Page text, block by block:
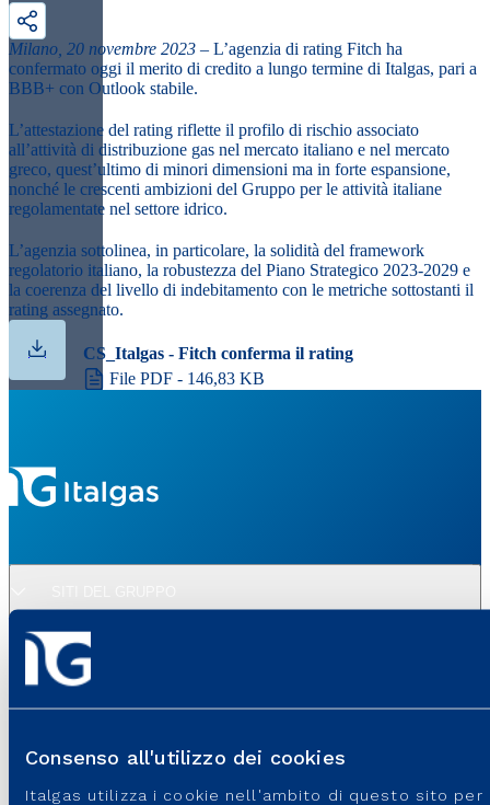
Consenso all'utilizzo dei cookies
Italgas utilizza i cookie nell'ambito di questo sito
Milano, 20 novembre 2023 – L’agenzia di rating Fitch ha
confermato oggi il merito di credito a lungo termine di Italgas, pari a
BBB+ con Outlook stabile.
L’attestazione del rating riflette il profilo di rischio associato
all’attività di distribuzione gas nel mercato italiano e nel mercato
greco, quest’ultimo di minori dimensioni ma in forte espansione,
nonché le crescenti ambizioni del Gruppo per le attività italiane
regolamentate nel settore idrico.
L’agenzia sottolinea, in particolare, la solidità del framework
regolatorio italiano, la robustezza del Piano Strategico 2023-2029 e
la coerenza del livello di indebitamento con le metriche sottostanti il
rating assegnato.
CS_Italgas - Fitch conferma il rating
File PDF - 146,83 KB
PORTALI E SITI UTILI
LINK UTILI